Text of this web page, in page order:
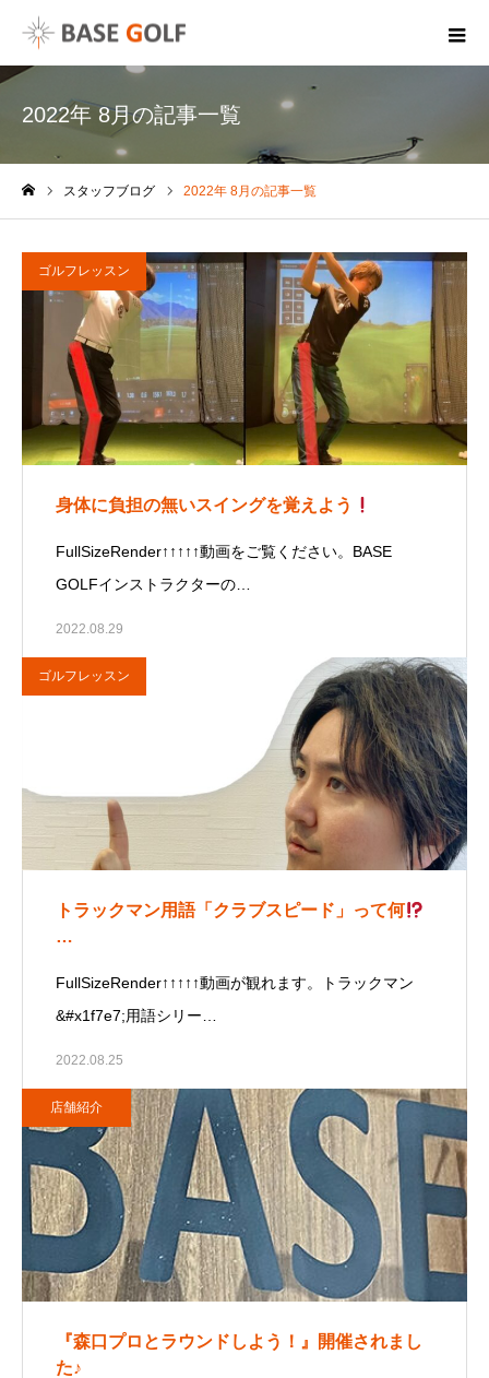
2022年 8月の記事一覧
スタッフブログ 2022年 8月の記事一覧
ゴルフレッスン
身体に負担の無いスイングを覚えよう
FullSizeRender↑↑↑↑↑動画をご覧ください。BASE
GOLFインストラクターの…
2022.08.29
ゴルフレッスン
トラックマン用語「クラブスピード」って何
…
FullSizeRender↑↑↑↑↑動画が観れます。トラックマン
&#x1f7e7;用語シリー…
2022.08.25
店舗紹介
『森口プロとラウンドしよう！』開催されまし
た♪